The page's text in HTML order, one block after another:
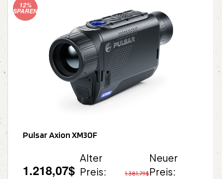
12%
SPAREN
Pulsar Axion XM30F
Alter
Preis:
1.381,79$
Neuer
Preis:
1.218,07$